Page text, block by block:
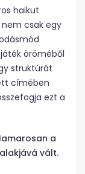
haikut
csak egy
öröméből
struktúrát
címében
ezt a
a
vált.